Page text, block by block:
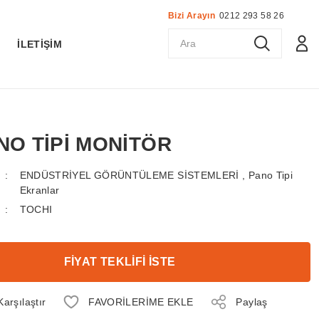
İLETİŞİM
Bizi Arayın 0212 293 58 26
TİPİ MONİTÖR
ENDÜSTRİYEL GÖRÜNTÜLEME SİSTEMLERİ
Pano Tipi
Ekranlar
TOCHI
FİYAT TEKLİFİ İSTE
Paylaş